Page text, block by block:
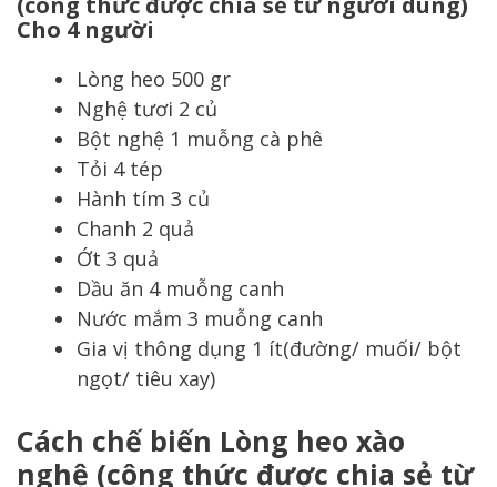
Cho 4 người
Lòng heo 500 gr
Nghệ tươi 2 củ
Bột nghệ 1 muỗng cà phê
Tỏi 4 tép
Hành tím 3 củ
Chanh 2 quả
Ớt 3 quả
Dầu ăn 4 muỗng canh
Nước mắm 3 muỗng canh
Gia vị thông dụng 1 ít(đường/ muối/ bột
ngọt/ tiêu xay)
Cách chế biến Lòng heo xào
nghệ (công thức được chia sẻ từ